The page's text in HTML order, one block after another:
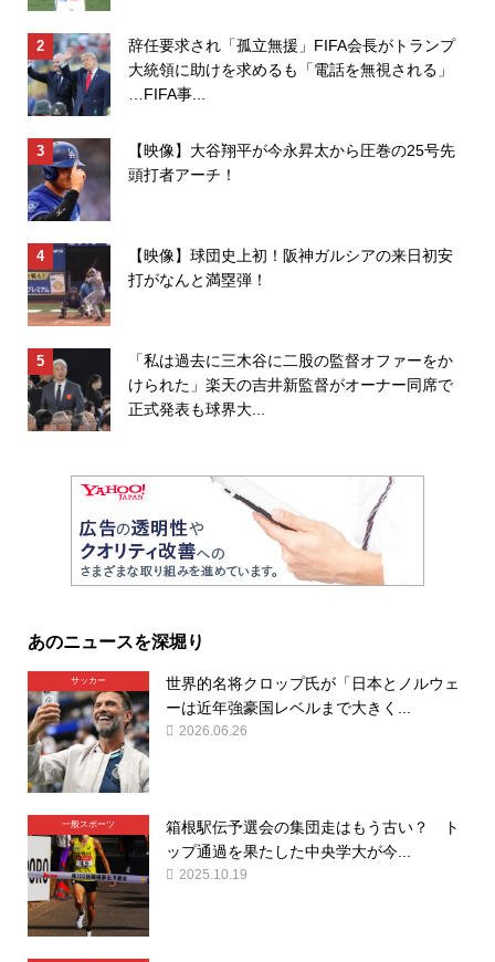
辞任要求され「孤立無援」FIFA会長がトランプ
大統領に助けを求めるも「電話を無視される」
…FIFA事...
【映像】大谷翔平が今永昇太から圧巻の25号先
頭打者アーチ！
【映像】球団史上初！阪神ガルシアの来日初安
打がなんと満塁弾！
「私は過去に三木谷に二股の監督オファーをか
けられた」楽天の吉井新監督がオーナー同席で
正式発表も球界大...
あのニュースを深堀り
サッカー
世界的名将クロップ氏が「日本とノルウェ
ーは近年強豪国レベルまで大きく...
2026.06.26
一般スポーツ
箱根駅伝予選会の集団走はもう古い？ ト
ップ通過を果たした中央学大が今...
2025.10.19